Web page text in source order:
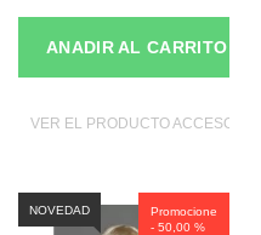
MANIQUIES
ANADIR AL CARRITO
VER EL PRODUCTO
Promocione
- 50,00 %
NOVEDAD